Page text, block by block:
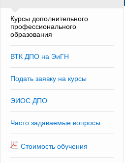
Курсы дополнительного
профессионального
образования
ВТК ДПО на ЭиГН
Подать заявку на курсы
ЭИОС ДПО
Часто задаваемые вопросы
Стоимость обучения